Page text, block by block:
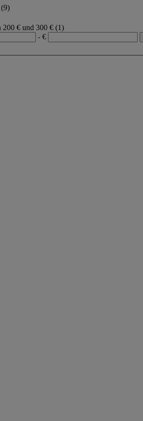
(9)
200 € und 300 € (1)
- €